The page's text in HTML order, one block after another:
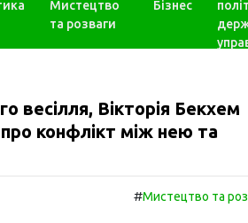
Мистецтво
та розваги
Бізнес
весілля, Вікторія Бекхем
конфлікт між нею та
#Мистецтво та